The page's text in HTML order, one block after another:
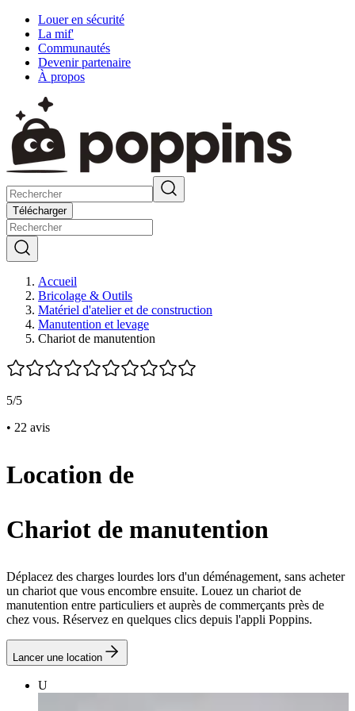
Louer en sécurité
La mif'
Communautés
Devenir partenaire
À propos
Télécharger
Accueil
Bricolage & Outils
Matériel d'atelier et de construction
Manutention et levage
Chariot de manutention
5/5
• 22 avis
Location de
Chariot de manutention
Déplacez des charges lourdes lors d'un déménagement, sans acheter
un chariot que vous encombre ensuite. Louez un chariot de
manutention entre particuliers et auprès de commerçants près de
chez vous. Réservez en quelques clics depuis l'appli Poppins.
Lancer une location
U